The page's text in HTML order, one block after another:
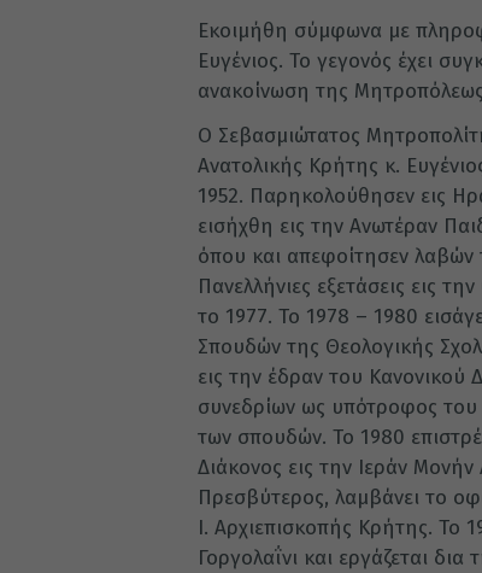
Εκοιμήθη σύμφωνα με
Ευγένιος. Το γεγονός έχει
ανακοίνωση της
Ο Σεβασμιώτατος
Ανατολικής Κρήτης κ.
1952. Παρηκολούθησεν εις
εισήχθη εις την Ανωτέραν
όπου και απεφοίτησεν λαβών
Πανελλήνιες εξετάσεις εις
το 1977. Το 1978 – 1980
Σπουδών της Θεολογικής
εις την έδραν του Κανονικού
συνεδρίων ως υπότροφος του
των σπουδών. Το 1980
Διάκονος εις την Ιεράν
Πρεσβύτερος, λαμβάνει το
Ι. Αρχιεπισκοπής Κρήτης. Το
Γοργολαΐνι και εργάζεται δια